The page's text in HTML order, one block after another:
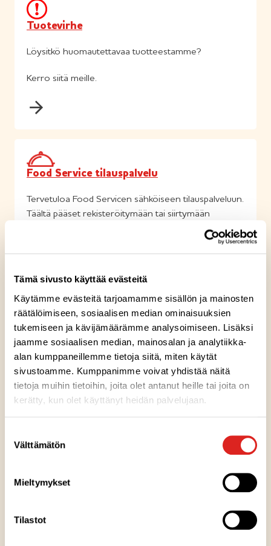
Tämä sivusto käyttää evästeitä
Käytämme evästeitä tarjoamamme sisällön ja mainosten
räätälöimiseen, sosiaalisen median ominaisuuksien
tukemiseen ja kävijämäärämme analysoimiseen. Lisäksi
jaamme sosiaalisen median, mainosalan ja analytiikka-
alan kumppaneillemme tietoja siitä, miten käytät
sivustoamme. Kumppanimme voivat yhdistää näitä
tietoja muihin tietoihin, joita olet antanut heille tai joita on
kerätty, kun olet käyttänyt heidän palvelujaan.
valinta
Välttämätön
Mieltymykset
Tilastot
Tuotevirhe
Löysitkö huomautettavaa tuotteestamme?
Kerro siitä meille.
Food Service tilauspalvelu
Tervetuloa Food Servicen sähköiseen tilauspalveluun.
Täältä pääset rekisteröitymään tai siirtymään
Food Service palaute
Toiveesi ja palautteesi ovat meille tärkeitä. Kerro
meille kehitysideasi tai kiitoksesi toiminnastamme.
PL 108, 33101 Tampere